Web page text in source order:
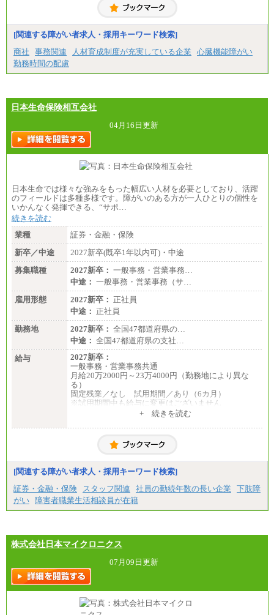
県、福島県、山形県
◆パート・アルバイト
時給制：最低時給額 1,050円～ ※勤務地により異な
月給223,000円～
[関連する障がい者求人・採用キーワード検索]
商社
事務関連 人材育成制度が充実している企業
心臓機能障がい
勤務時間の配慮
日本生命保険相互会社
04月16日更新
日本生命では様々な強みをもった幅広い人材を必要としており、活躍
のフィールドは多種多様です。障がいのある方が一人ひとりの個性を
いかんなく発揮できる、“サポ…
続きを読む
業種
証券・金融・保険
新卒／中途
2027新卒(既卒1年以内可)・中途
募集職種
2027新卒： 一般事務・営業事務…
中途： 一般事務・営業事務（サ…
雇用形態
2027新卒： 正社員
中途： 正社員
勤務地
2027新卒： 全国47都道府県の…
中途： 全国47都道府県の支社…
給与
2027新卒：
一般事務・営業事務共通
月給20万2000円～23万4000円（勤務地により異な
る）
固定残業／なし 試用期間／あり（6カ月）
※試用期間中も給与に変更はございません
月給20万2000円～23万4000円（勤務地により異な
固定残業／なし 試用期間／あり（6か月）
+ 続きを読む
[関連する障がい者求人・採用キーワード検索]
証券・金融・保険
スタッフ関連 社員の勤続年数の長い企業
下肢障
がい 障害者職業生活相談員が在籍
株式会社日本マイクロニクス
07月09日更新